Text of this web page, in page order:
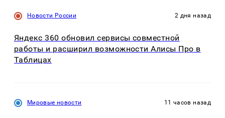
Новости России 2 дня назад
Яндекс 360 обновил сервисы совместной
работы и расширил возможности Алисы Про в
Таблицах
Мировые новости 11 часов назад